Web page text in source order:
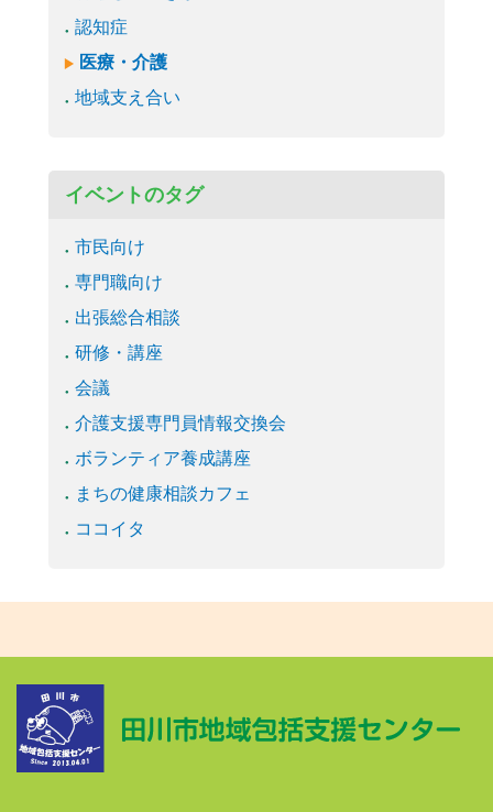
認知症
医療・介護
地域支え合い
イベントのタグ
市民向け
専門職向け
出張総合相談
研修・講座
会議
介護支援専門員情報交換会
ボランティア養成講座
まちの健康相談カフェ
ココイタ